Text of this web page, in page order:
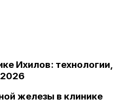
Ихилов: технологии,
железы в клинике